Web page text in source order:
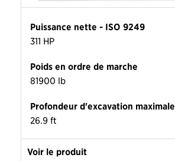
Puissance nette - ISO 9249
311 HP
Poids en ordre de marche
81900 lb
Profondeur d'excavation maximale
26.9 ft
Voir le produit